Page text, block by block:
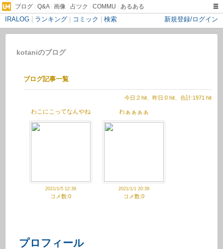
ブログ Q&A| 画像 占ツク COMMU あるある
IRALOG ランキング コミック 検索 新規登録/ログイン
kotaniのブログ
ブログ記事一覧
今日:2 hit、昨日:0 hit、合計:1971 hit
わこにこってなんやね
2021/1/5 12:39
コメ数:0
わぁぁぁぁ
2021/1/1 20:39
コメ数:0
プロフィール